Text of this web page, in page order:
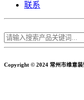
联系
Copyright © 2024 常州市维意